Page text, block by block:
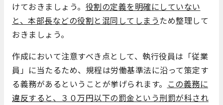
けておきましょう。 役割の定義を明確にしていない
と、本部長などの役割と混同してしまう ため整理して
おきましょう。
作成において注意すべき点として、執行役員は「従業
員」に当たるため、規程は労働基準法に沿って策定す
る義務があるということが挙げられます。 この義務に
違反すると、３０万円以下の罰金という刑罰が科され